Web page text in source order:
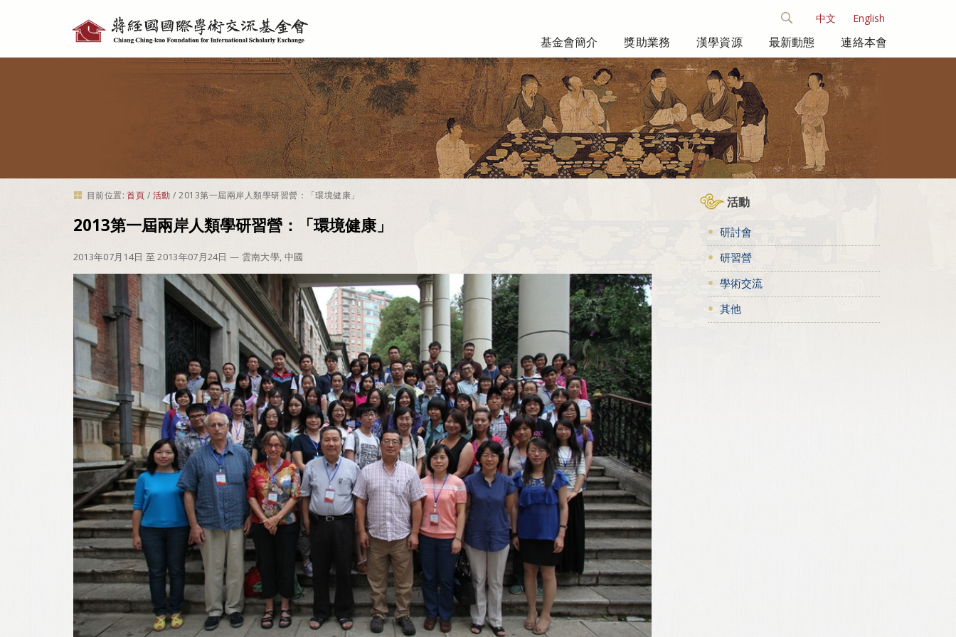
具
中文 English
基金會簡介 獎助業務 漢學資源 最新動態 連絡本會
目前位置: 首頁 / 活動 /2013第一屆兩岸人類學研習營：「環境健康」
2013第一屆兩岸人類學研習營：「環境健康」
2013年07月14日 至 2013年07月24日— 雲南大學, 中國
活動
研討會
研習營
學術交流
其他